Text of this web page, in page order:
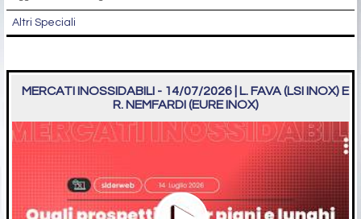
Altri Speciali
MERCATI INOSSIDABILI - 14/07/2026 | L. FAVA (LSI INOX) E
R. NEMFARDI (EURE INOX)